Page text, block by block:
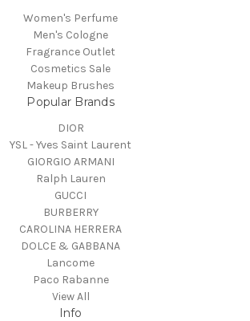
Women's Perfume
Men's Cologne
Fragrance Outlet
Cosmetics Sale
Makeup Brushes
Popular Brands
DIOR
YSL - Yves Saint Laurent
GIORGIO ARMANI
Ralph Lauren
GUCCI
BURBERRY
CAROLINA HERRERA
DOLCE & GABBANA
Lancome
Paco Rabanne
View All
Info